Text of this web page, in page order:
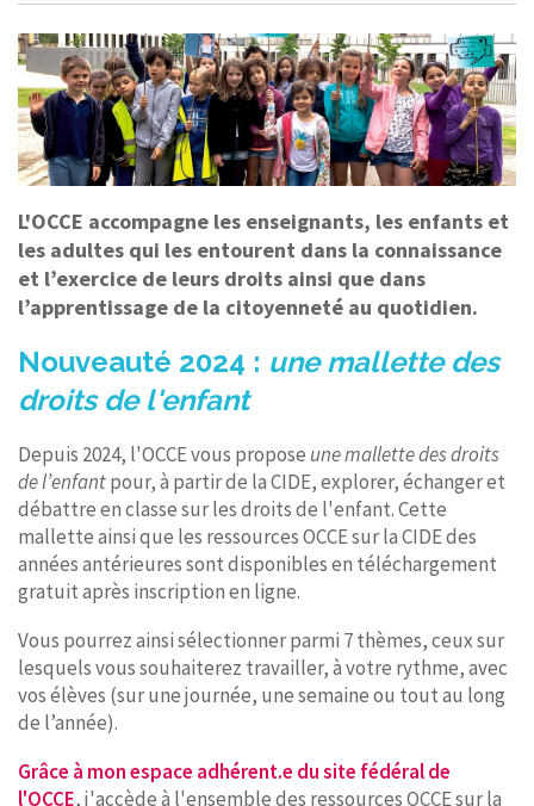
CONTACT
L'OCCE accompagne les enseignants, les enfants et
les adultes qui les entourent dans la connaissance
et l’exercice de leurs droits ainsi que dans
l’apprentissage de la citoyenneté au quotidien.
Nouveauté 2024 : une mallette des
droits de l'enfant
Depuis 2024, l'OCCE vous propose une mallette des droits
de l’enfantpour, à partir de la CIDE, explorer, échanger et
débattre en classe sur les droits de l'enfant. Cette
mallette ainsi que les ressources OCCE sur la CIDE des
années antérieures sont disponibles en téléchargement
gratuit après inscription en ligne.
Vous pourrez ainsi sélectionner parmi 7 thèmes, ceux sur
lesquels vous souhaiterez travailler, à votre rythme, avec
vos élèves (sur une journée, une semaine ou tout au long
de l’année).
Grâce à mon espace adhérent.e du site fédéral de
l'OCCE, j'accède à l'ensemble des ressources OCCE sur la